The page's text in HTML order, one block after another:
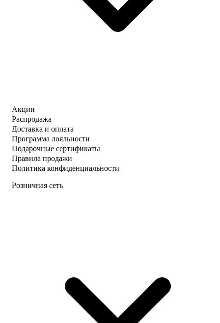
Акции
Распродажа
Доставка и оплата
Программа лояльности
Подарочные сертификаты
Правила продажи
Политика конфиденциальности
Розничная сеть